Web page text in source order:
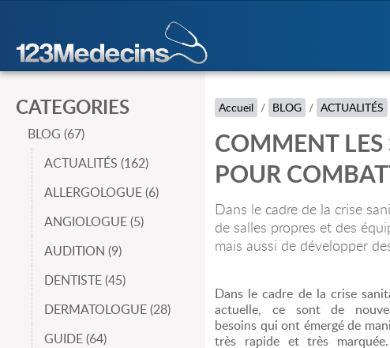
CATEGORIES
BLOG (67)
ACTUALITÉS (162)
ALLERGOLOGUE (6)
ANGIOLOGUE (5)
AUDITION (9)
DENTISTE (45)
DERMATOLOGUE (28)
GUIDE (64)
Accueil / BLOG / ACTUALITÉS
COMMENT LES
POUR
Dans le cadre de la crise
de salles propres et des
mais aussi de développer
Dans le cadre de la crise
actuelle, ce sont de
besoins qui ont émergé de
très rapide et très